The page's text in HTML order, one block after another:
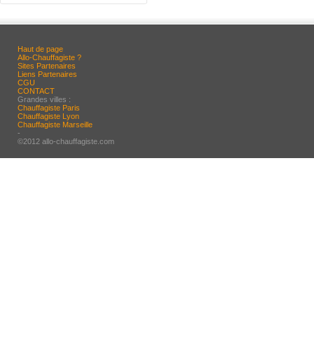
Haut de page
Allo-Chauffagiste ?
Sites Partenaires
Liens Partenaires
CGU
CONTACT
Grandes villes :
Chauffagiste Paris
Chauffagiste Lyon
Chauffagiste Marseille
-
©2012 allo-chauffagiste.com